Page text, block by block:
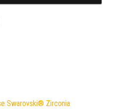
Swarovski® Zirconia